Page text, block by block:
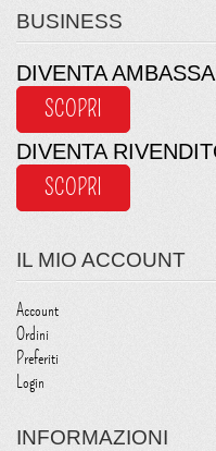
BUSINESS
DIVENTA
SCOPRI
DIVENTA
SCOPRI
IL MIO ACCOUNT
Account
Ordini
Preferiti
Login
INFORMAZIONI